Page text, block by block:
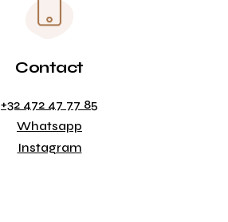
Contact
+32 472 47 77 85
Whatsapp
Instagram